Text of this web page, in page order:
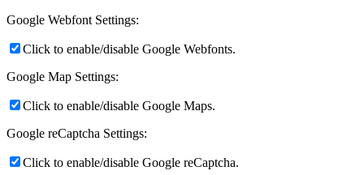
Google Webfont Settings:
Click to enable/disable Google Webfonts.
Google Map Settings:
Click to enable/disable Google Maps.
Google reCaptcha Settings:
Click to enable/disable Google reCaptcha.